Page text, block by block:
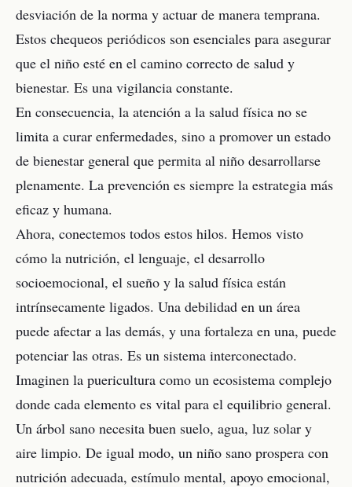
desviación de la norma y actuar de manera temprana.
Estos chequeos periódicos son esenciales para asegurar
que el niño esté en el camino correcto de salud y
bienestar. Es una vigilancia constante.
En consecuencia, la atención a la salud física no se
limita a curar enfermedades, sino a promover un estado
de bienestar general que permita al niño desarrollarse
plenamente. La prevención es siempre la estrategia más
eficaz y humana.
Ahora, conectemos todos estos hilos. Hemos visto
cómo la nutrición, el lenguaje, el desarrollo
socioemocional, el sueño y la salud física están
intrínsecamente ligados. Una debilidad en un área
puede afectar a las demás, y una fortaleza en una, puede
potenciar las otras. Es un sistema interconectado.
Imaginen la puericultura como un ecosistema complejo
donde cada elemento es vital para el equilibrio general.
Un árbol sano necesita buen suelo, agua, luz solar y
aire limpio. De igual modo, un niño sano prospera con
nutrición adecuada, estímulo mental, apoyo emocional,